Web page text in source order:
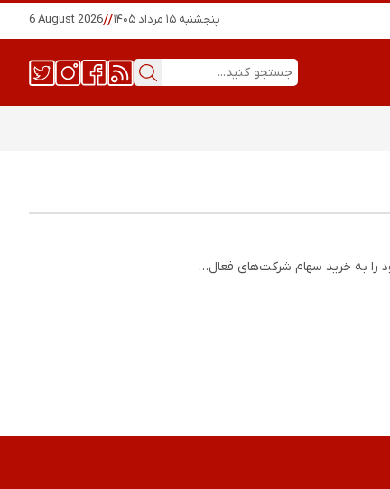
پنجشنبه ۱۵ مرداد ۱۴۰۵ //
6 August 2026